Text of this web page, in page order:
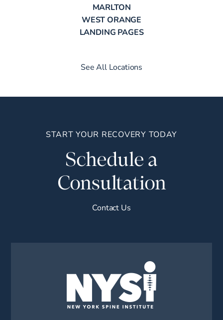
MARLTON
WEST ORANGE
LANDING PAGES
See All Locations
START YOUR RECOVERY TODAY
Schedule a
Consultation
Contact Us